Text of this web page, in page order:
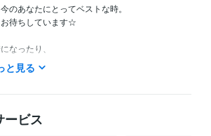
のあなたにとってベストな時。
待ちしています☆
なったり、
い時に、
」と表現してくださる方もいらっしゃいまし
かけ」へと変わることがあります。
と見る
ービス